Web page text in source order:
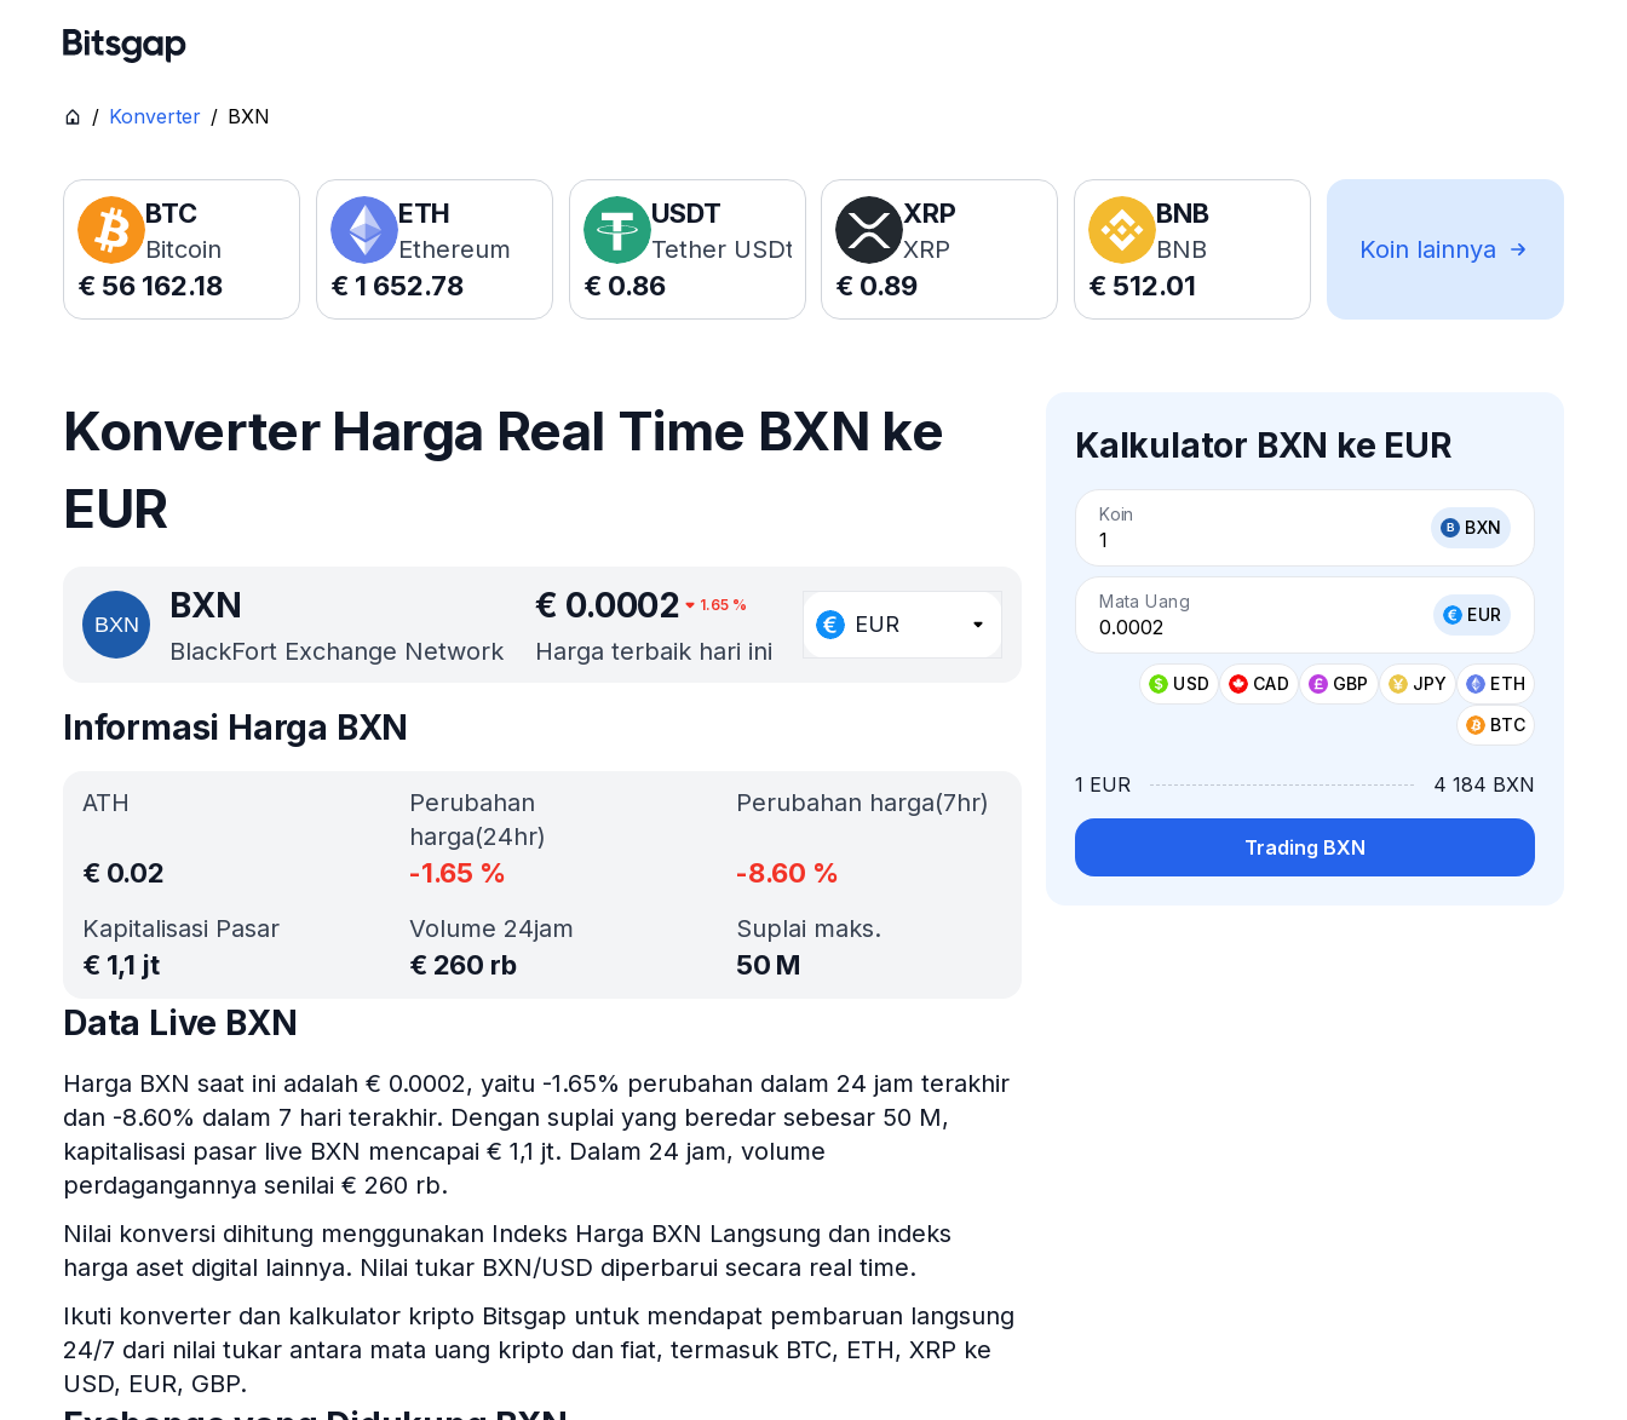
/ Konverter / BXN
BTC
Bitcoin
€ 56 162.18
ETH
Ethereum
€ 1 652.78
USDT
Tether USDt
€ 0.86
XRP
XRP
€ 0.89
BNB
BNB
€ 512.01
Koin lainnya
Konverter Harga Real Time BXN ke
EUR
BXN
BlackFort Exchange Network
€ 0.0002 1.65%
Harga terbaik hari ini
EUR
Kalkulator BXN ke EUR
Koin
BXN
Mata Uang
EUR
USD CAD GBP JPY
ETH
BTC
1 EUR 4 184 BXN
Trading BXN
Informasi Harga BXN
ATH
€ 0.02
Kapitalisasi Pasar
€ 1,1 jt
Perubahan
harga(24hr)
-1.65 %
Perubahan harga(7hr)
-8.60 %
Volume 24jam
€ 260 rb
Suplai maks.
50 M
Data Live BXN
Harga BXN saat ini adalah € 0.0002, yaitu -1.65% perubahan dalam 24 jam terakhir
dan -8.60% dalam 7 hari terakhir. Dengan suplai yang beredar sebesar 50 M,
kapitalisasi pasar live BXN mencapai € 1,1 jt. Dalam 24 jam, volume
perdagangannya senilai € 260 rb.
Nilai konversi dihitung menggunakan Indeks Harga BXN Langsung dan indeks
harga aset digital lainnya. Nilai tukar BXN/USD diperbarui secara real time.
Ikuti konverter dan kalkulator kripto Bitsgap untuk mendapat pembaruan langsung
24/7 dari nilai tukar antara mata uang kripto dan fiat, termasuk BTC, ETH, XRP ke
USD, EUR, GBP.